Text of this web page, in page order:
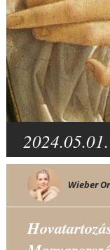
2024.05.01.
Wieber